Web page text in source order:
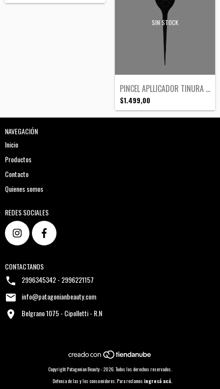
SIN STOCK
PINCEL APLLICADOR TINURA GRANDE
$1.499,00
NAVEGACIÓN
Inicio
Productos
Contacto
Quienes somos
REDES SOCIALES
CONTACTANOS
2996345342 - 2996221157
info@patagonianbeauty.com
Belgrano 1075 - Cipolletti - R.N
Copyright Patagonian Beauty - 2026. Todos los derechos reservados.
Defensa de las y los consumidores. Para reclamos ingresá acá.